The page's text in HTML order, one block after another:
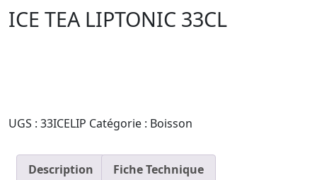
ICE TEA LIPTONIC 33CL
LIPTONIC
UGS : 33ICELIP Catégorie : Boisson
Description Fiche Technique